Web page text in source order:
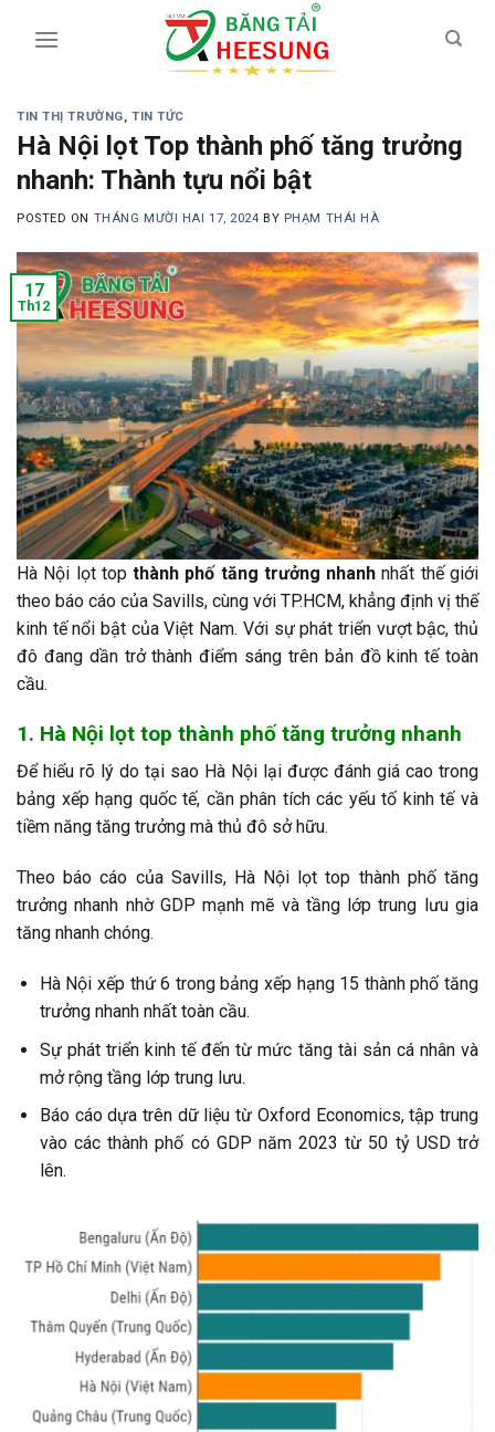
TIN THỊ TRƯỜNG, TIN TỨC
Hà Nội lọt Top thành phố tăng trưởng
nhanh: Thành tựu nổi bật
POSTED ON THÁNG MƯỜI HAI 17, 2024 BY PHẠM THÁI HÀ
17
Th12
Hà Nội lọt topthành phố tăng trưởng nhanh nhất thế giới
theo báo cáo của Savills, cùng với TP.HCM, khẳng định vị thế
kinh tế nổi bật của Việt Nam. Với sự phát triển vượt bậc, thủ
đô đang dần trở thành điểm sáng trên bản đồ kinh tế toàn
cầu.
1. Hà Nội lọt top thành phố tăng trưởng nhanh
Để hiểu rõ lý do tại sao Hà Nội lại được đánh giá cao trong
bảng xếp hạng quốc tế, cần phân tích các yếu tố kinh tế và
tiềm năng tăng trưởng mà thủ đô sở hữu.
Theo báo cáo của Savills, Hà Nội lọt top thành phố tăng
trưởng nhanh nhờ GDP mạnh mẽ và tầng lớp trung lưu gia
tăng nhanh chóng.
Hà Nội xếp thứ 6 trong bảng xếp hạng 15 thành phố tăng
trưởng nhanh nhất toàn cầu.
Sự phát triển kinh tế đến từ mức tăng tài sản cá nhân và
mở rộng tầng lớp trung lưu.
Báo cáo dựa trên dữ liệu từ Oxford Economics, tập trung
vào các thành phố có GDP năm 2023 từ 50 tỷ USD trở
lên.